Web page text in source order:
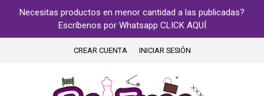
Necesitas productos en menor cantidad a las publicadas?
Escríbenos por Whatsapp CLICK AQUÍ
CREAR CUENTA INICIAR SESIÓN